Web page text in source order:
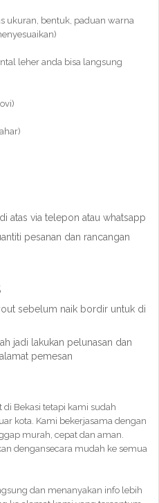
ukuran, bentuk, paduan warna
leher anda bisa langsung
atas via telepon atau whatsapp
pesanan dan rancangan
sebelum naik bordir untuk di
jadi lakukan pelunasan dan
pemesan
di Bekasi tetapi kami sudah
kota. Kami bekerjasama dengan
murah, cepat dan aman.
dengansecara mudah ke semua
dan menanyakan info lebih